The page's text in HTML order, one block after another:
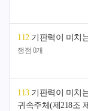
112.기판력이 미치
쟁점 0개
113.기판력이 미치
귀속주체(제218조